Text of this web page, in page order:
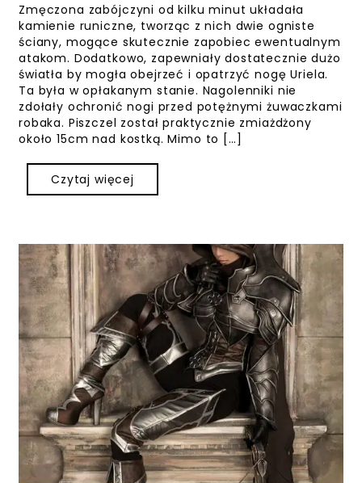
Zmęczona zabójczyni od kilku minut układała
kamienie runiczne, tworząc z nich dwie ogniste
ściany, mogące skutecznie zapobiec ewentualnym
atakom. Dodatkowo, zapewniały dostatecznie dużo
światła by mogła obejrzeć i opatrzyć nogę Uriela.
Ta była w opłakanym stanie. Nagolenniki nie
zdołały ochronić nogi przed potężnymi żuwaczkami
robaka. Piszczel został praktycznie zmiażdżony
około 15cm nad kostką. Mimo to […]
Czytaj więcej